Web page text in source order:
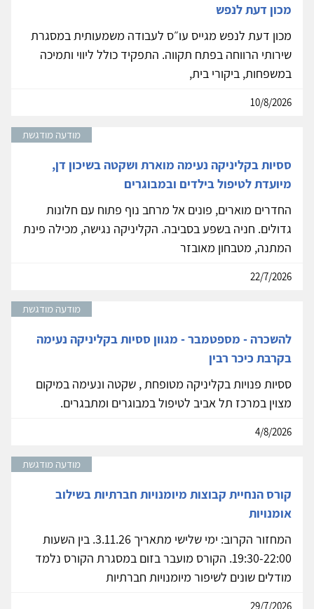
מכון דעת לנפש
מכון דעת לנפש מגייס עו״ס לעבודה משמעותית במסגרת
שירותי הרווחה בפתח תקווה. התפקיד כולל ליווי ותמיכה
במשפחות, ביקורי בית,
10/8/2026
מודעה מודגשת
ססיות בקליניקה נעימה מוארת ושקטה בשיכון דן,
מיועדת לטיפול בילדים ובמבוגרים
החדרים מוארים, פונים אל מרחב נוף פתוח עם חלונות
גדולים. חניה בשפע בסביבה. הקליניקה נגישה, מכילה פינת
המתנה, מטבחון מאובזר
22/7/2026
מודעה מודגשת
להשכרה - מספטמבר - מגוון ססיות בקליניקה נעימה
בקרבת כיכר רבין
ססיות פנויות בקליניקה מטופחת , שקטה ונעימה במיקום
מצוין במרכז תל אביב לטיפול במבוגרים ומתבגרים.
4/8/2026
מודעה מודגשת
קורס הנחיית קבוצות מיומנויות חברתיות בשילוב
אומנויות
המחזור הקרוב: ימי שלישי מתאריך 3.11.26. בין השעות
19:30-22:00. הקורס מועבר בזום במסגרת הקורס נלמד
מודלים שונים לשיפור מיומנויות חברתיות
29/7/2026